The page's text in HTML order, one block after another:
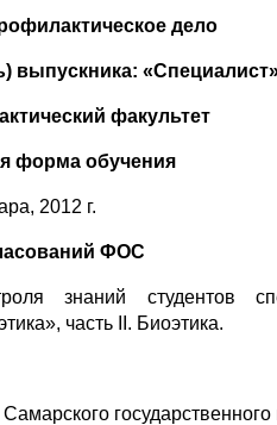
дело
выпускника:
факультет
форма обучения
2012 г.
ФОС
знаний студентов
часть II. Биоэтика.
государственного